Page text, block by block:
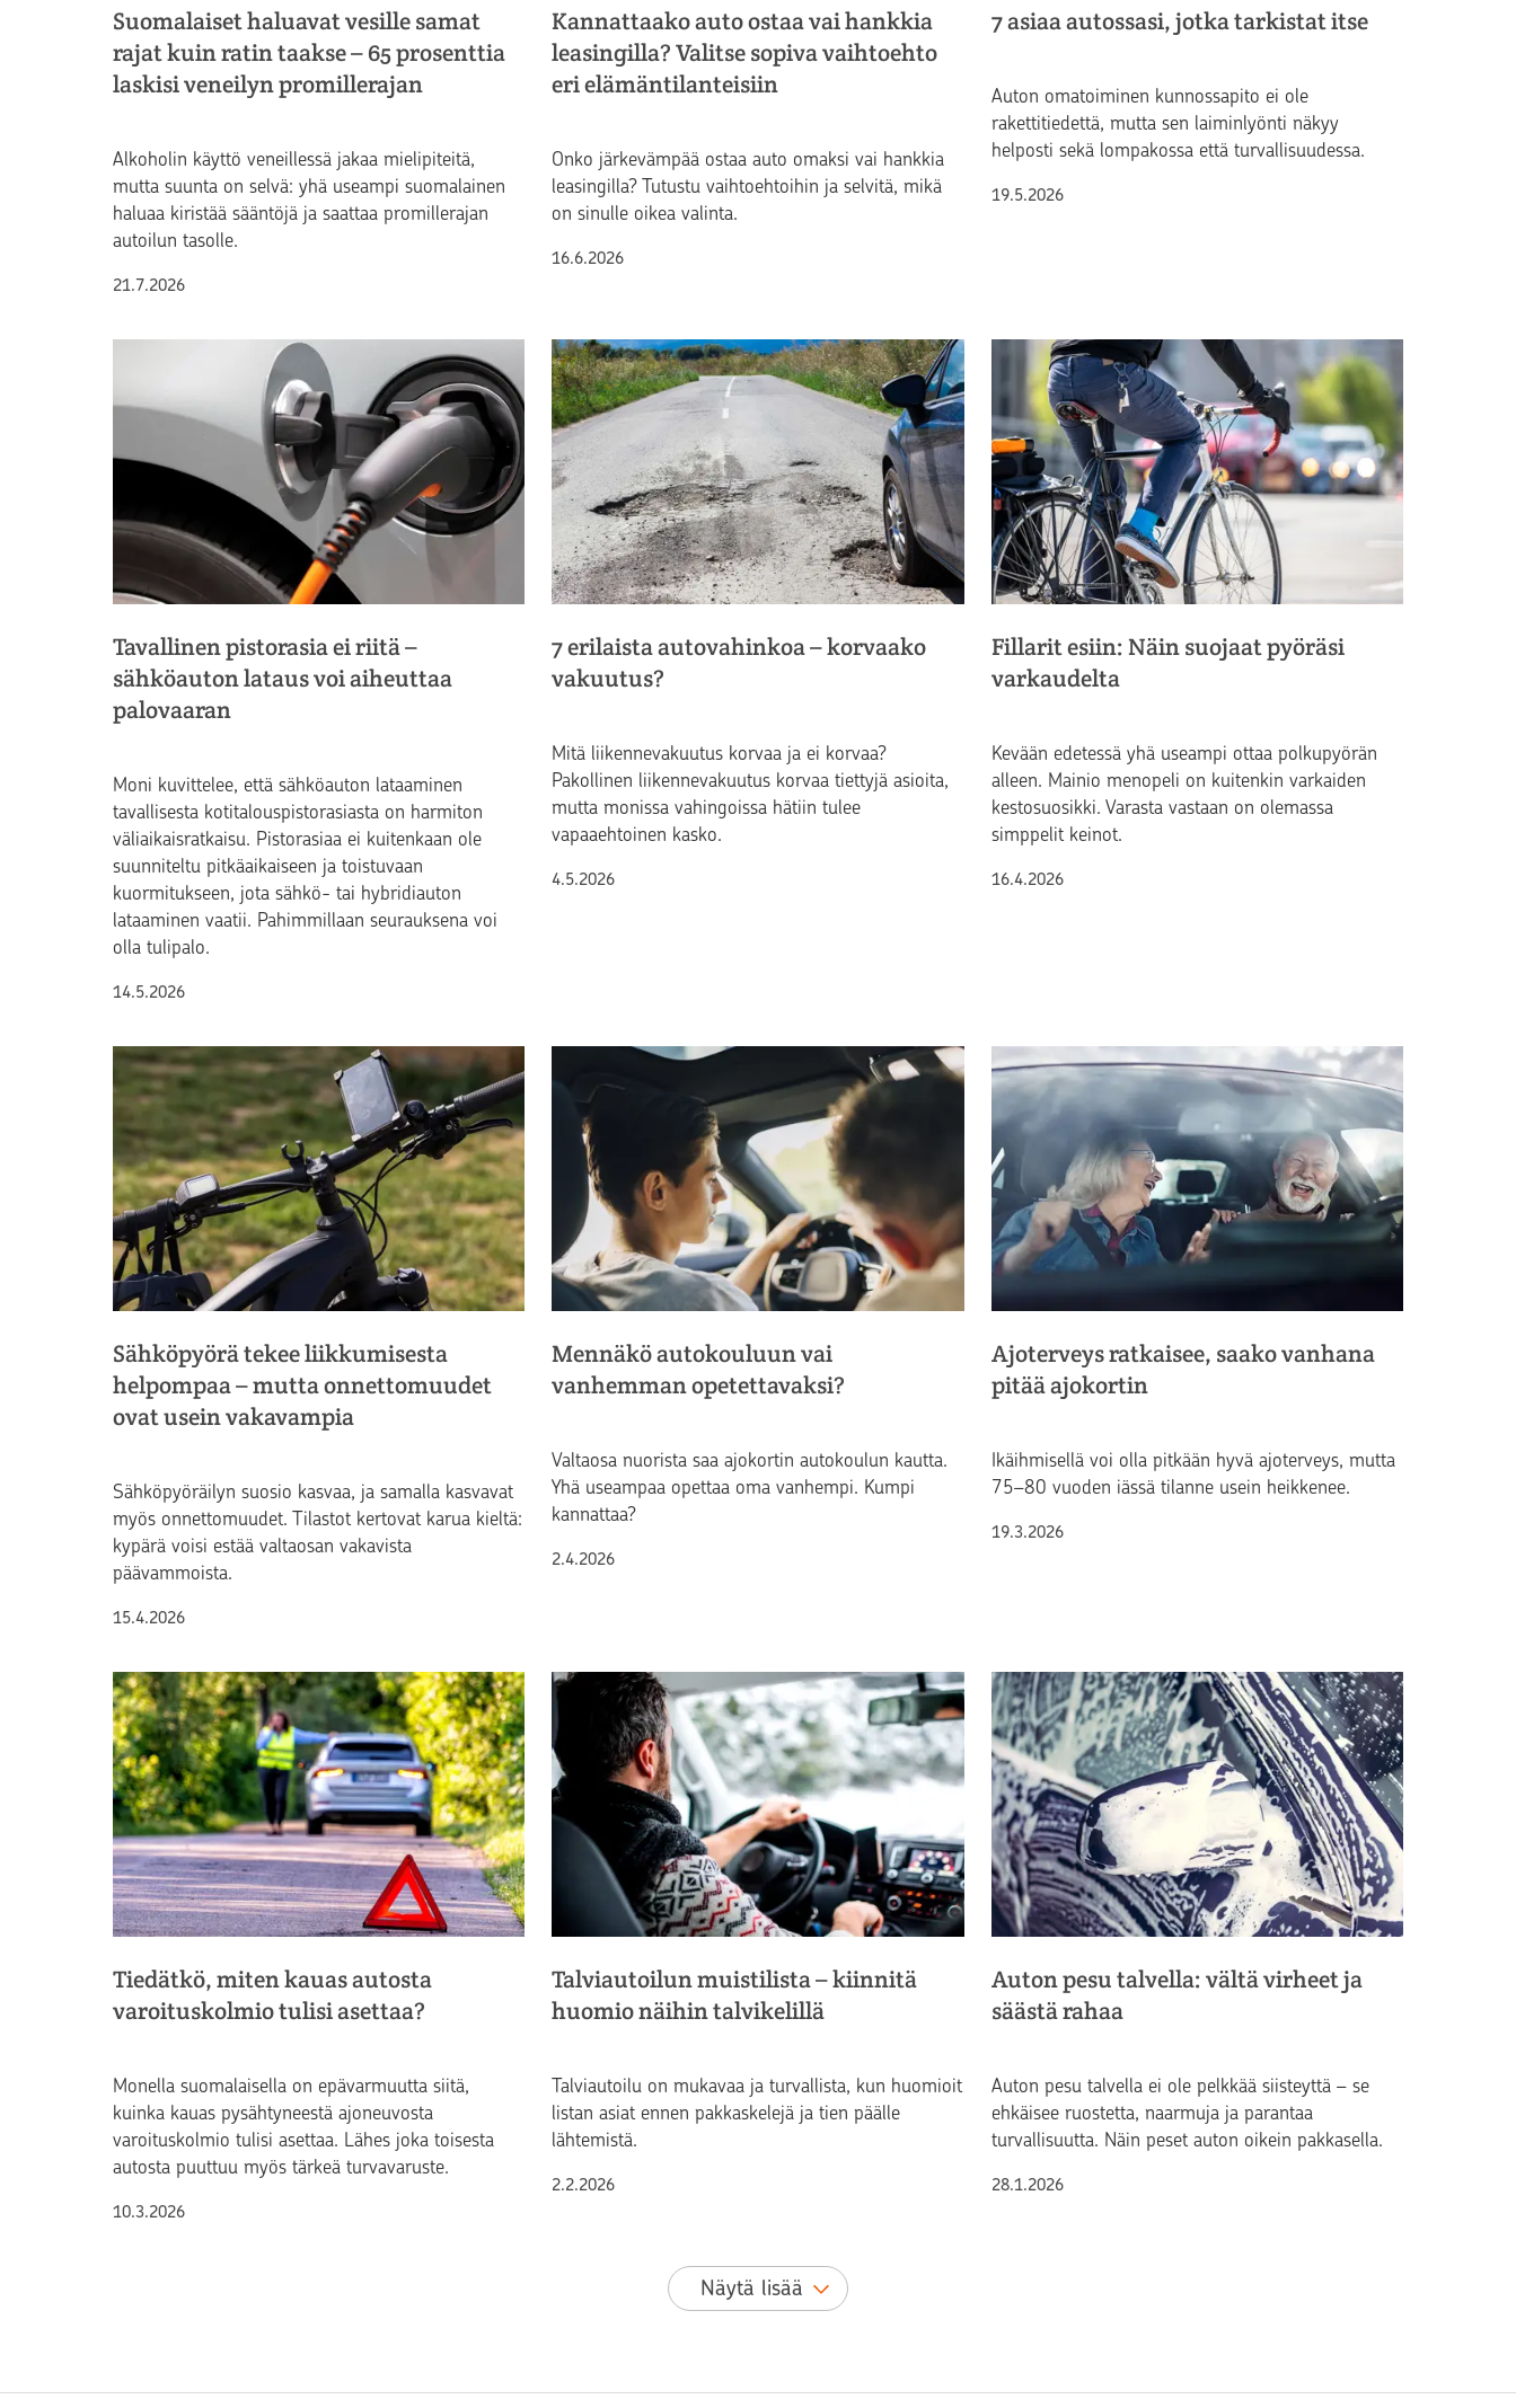
Suomalaiset haluavat vesille samat
rajat kuin ratin taakse – 65 prosenttia
laskisi veneilyn promillerajan
Alkoholin käyttö veneillessä jakaa mielipiteitä,
mutta suunta on selvä: yhä useampi suomalainen
haluaa kiristää sääntöjä ja saattaa promillerajan
autoilun tasolle.
Julkaistu
21.7.2026
Kannattaako auto ostaa vai hankkia
leasingilla? Valitse sopiva vaihtoehto
eri elämäntilanteisiin
Onko järkevämpää ostaa auto omaksi vai hankkia
leasingilla? Tutustu vaihtoehtoihin ja selvitä, mikä
on sinulle oikea valinta.
Julkaistu
16.6.2026
7 asiaa autossasi, jotka tarkistat itse
Auton omatoiminen kunnossapito ei ole
rakettitiedettä, mutta sen laiminlyönti näkyy
helposti sekä lompakossa että turvallisuudessa.
Julkaistu
19.5.2026
Tavallinen pistorasia ei riitä –
sähköauton lataus voi aiheuttaa
palovaaran
Moni kuvittelee, että sähköauton lataaminen
tavallisesta kotitalouspistorasiasta on harmiton
väliaikaisratkaisu. Pistorasiaa ei kuitenkaan ole
suunniteltu pitkäaikaiseen ja toistuvaan
kuormitukseen, jota sähkö- tai hybridiauton
lataaminen vaatii. Pahimmillaan seurauksena voi
olla tulipalo.
Julkaistu
14.5.2026
7 erilaista autovahinkoa – korvaako
vakuutus?
Mitä liikennevakuutus korvaa ja ei korvaa?
Pakollinen liikennevakuutus korvaa tiettyjä asioita,
mutta monissa vahingoissa hätiin tulee
vapaaehtoinen kasko.
Julkaistu
4.5.2026
Fillarit esiin: Näin suojaat pyöräsi
varkaudelta
Kevään edetessä yhä useampi ottaa polkupyörän
alleen. Mainio menopeli on kuitenkin varkaiden
kestosuosikki. Varasta vastaan on olemassa
simppelit keinot.
Julkaistu
16.4.2026
Sähköpyörä tekee liikkumisesta
helpompaa – mutta onnettomuudet
ovat usein vakavampia
Sähköpyöräilyn suosio kasvaa, ja samalla kasvavat
myös onnettomuudet. Tilastot kertovat karua kieltä:
kypärä voisi estää valtaosan vakavista
päävammoista.
Julkaistu
15.4.2026
Mennäkö autokouluun vai
vanhemman opetettavaksi?
Valtaosa nuorista saa ajokortin autokoulun kautta.
Yhä useampaa opettaa oma vanhempi. Kumpi
kannattaa?
Julkaistu
2.4.2026
Ajoterveys ratkaisee, saako vanhana
pitää ajokortin
Ikäihmisellä voi olla pitkään hyvä ajoterveys, mutta
75–80 vuoden iässä tilanne usein heikkenee.
Julkaistu
19.3.2026
Tiedätkö, miten kauas autosta
varoituskolmio tulisi asettaa?
Monella suomalaisella on epävarmuutta siitä,
kuinka kauas pysähtyneestä ajoneuvosta
varoituskolmio tulisi asettaa. Lähes joka toisesta
autosta puuttuu myös tärkeä turvavaruste.
Julkaistu
10.3.2026
Talviautoilun muistilista – kiinnitä
huomio näihin talvikelillä
Talviautoilu on mukavaa ja turvallista, kun huomioit
listan asiat ennen pakkaskelejä ja tien päälle
lähtemistä.
Julkaistu
2.2.2026
Auton pesu talvella: vältä virheet ja
säästä rahaa
Auton pesu talvella ei ole pelkkää siisteyttä – se
ehkäisee ruostetta, naarmuja ja parantaa
turvallisuutta. Näin peset auton oikein pakkasella.
Julkaistu
28.1.2026
Näytä lisää